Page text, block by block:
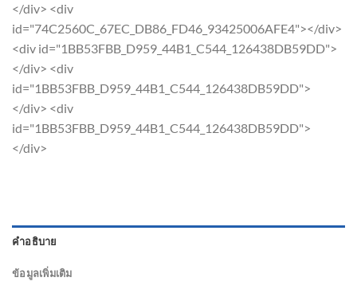
</div> <div
id="74C2560C_67EC_DB86_FD46_93425006AFE4"></div>
<div id="1BB53FBB_D959_44B1_C544_126438DB59DD">
</div> <div
id="1BB53FBB_D959_44B1_C544_126438DB59DD">
</div> <div
id="1BB53FBB_D959_44B1_C544_126438DB59DD">
</div>
คำอธิบาย
ข้อมูลเพิ่มเติม